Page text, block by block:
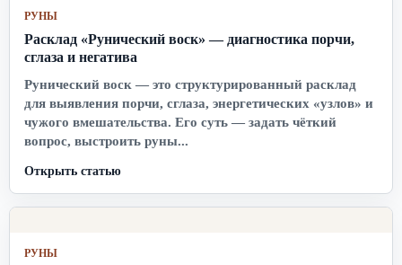
РУНЫ
Расклад «Рунический воск» — диагностика порчи,
сглаза и негатива
Рунический воск — это структурированный расклад
для выявления порчи, сглаза, энергетических «узлов» и
чужого вмешательства. Его суть — задать чёткий
вопрос, выстроить руны...
Открыть статью
РУНЫ